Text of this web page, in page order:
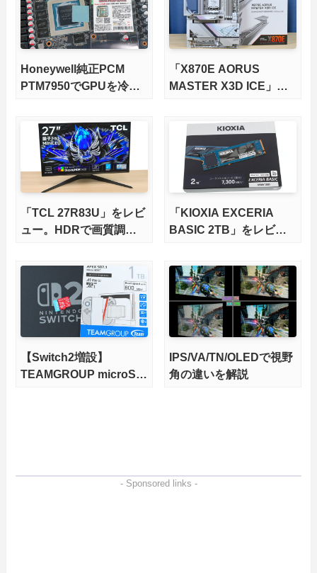
Honeywell純正PCM
PTM7950でGPUを冷や
「X870E AORUS
MASTER X3D ICE」を
さらに高速にする完全版
X870Eマザーボードを徹
底検証
「TCL 27R83U」をレビ
ュー。HDRで画質調整
輝度も発揮！
「KIOXIA EXCERIA
BASIC 2TB」をレビュ
力、高性能、高コスパを
実現！
【Switch2増設】
TEAMGROUP microSD
IPS/VA/TN/OLEDで視野
角の違いを解説
- Sponsored links -